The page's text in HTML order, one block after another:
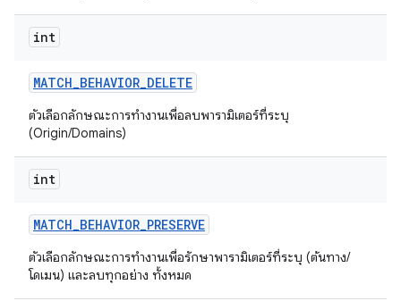
int
MATCH_BEHAVIOR_DELETE
ตัวเลือกลักษณะการทำงานเพื่อลบพารามิเตอร์ที่ระบุ
(Origin/Domains)
int
MATCH_BEHAVIOR_PRESERVE
ตัวเลือกลักษณะการทำงานเพื่อรักษาพารามิเตอร์ที่ระบุ (ต้นทาง/
โดเมน) และลบทุกอย่าง ทั้งหมด